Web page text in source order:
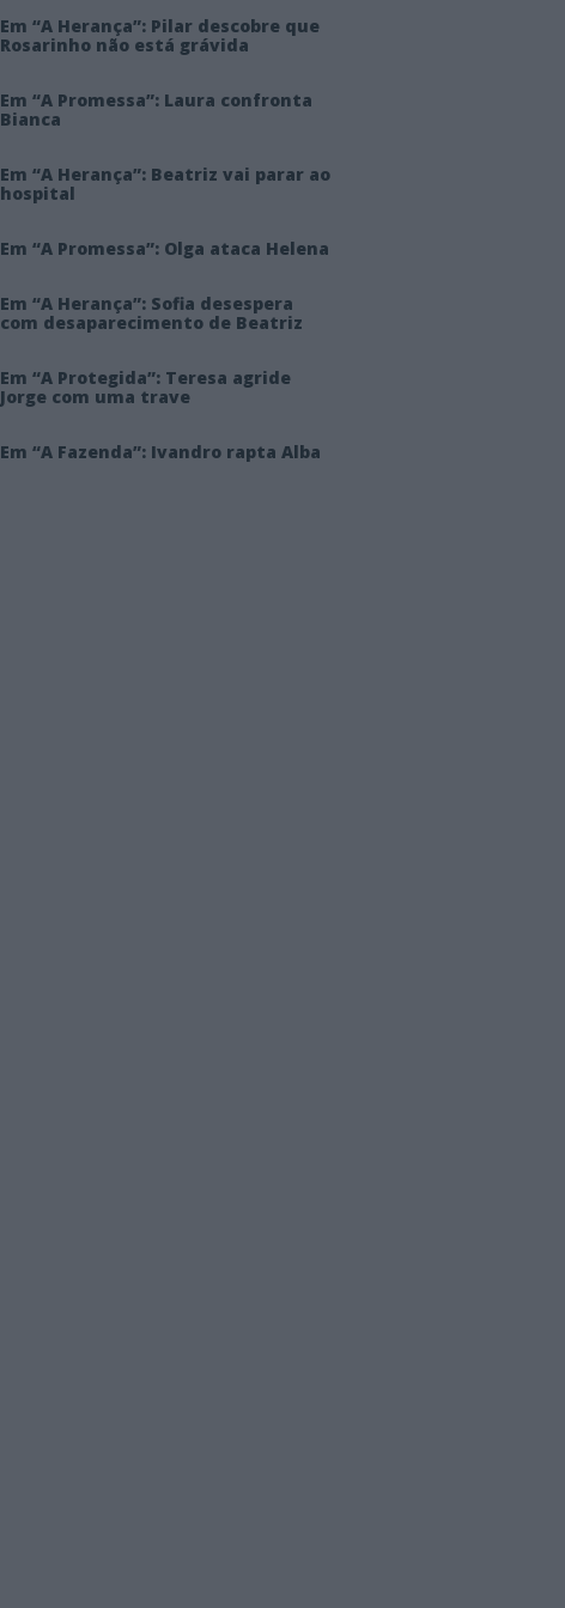
Em “A Herança”: Pilar descobre que
Rosarinho não está grávida
Em “A Promessa”: Laura confronta
Bianca
Em “A Herança”: Beatriz vai parar ao
hospital
Em “A Promessa”: Olga ataca Helena
Em “A Herança”: Sofia desespera
com desaparecimento de Beatriz
Em “A Protegida”: Teresa agride
Jorge com uma trave
Em “A Fazenda”: Ivandro rapta Alba